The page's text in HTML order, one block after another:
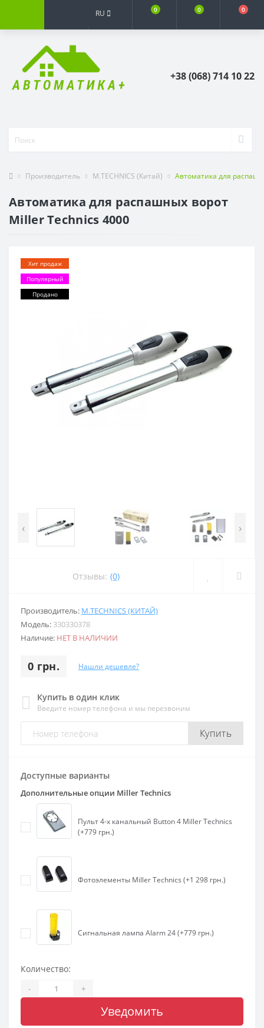
RU 0 0 0
+38 (068) 714 10 22
Производитель M.TECHNICS (Китай) Автоматика для
Автоматика для распашных ворот
Miller Technics 4000
Хит продаж
Популярный
Продано
‹ ›
Отзывы: (0)
Производитель: M.TECHNICS (КИТАЙ)
Модель: 330330378
Наличие: НЕТ В НАЛИЧИИ
0 грн. Нашли дешевле?
Купить в один клик
Введите номер телефона и мы перезвоним
Купить
Доступные варианты
Дополнительные опции Miller Technics
Пульт 4-х канальный Button 4 Miller Technics
(+779 грн.)
Фотоэлементы Miller Technics (+1 298 грн.)
Сигнальная лампа Alarm 24 (+779 грн.)
Количество:
- +
Уведомить